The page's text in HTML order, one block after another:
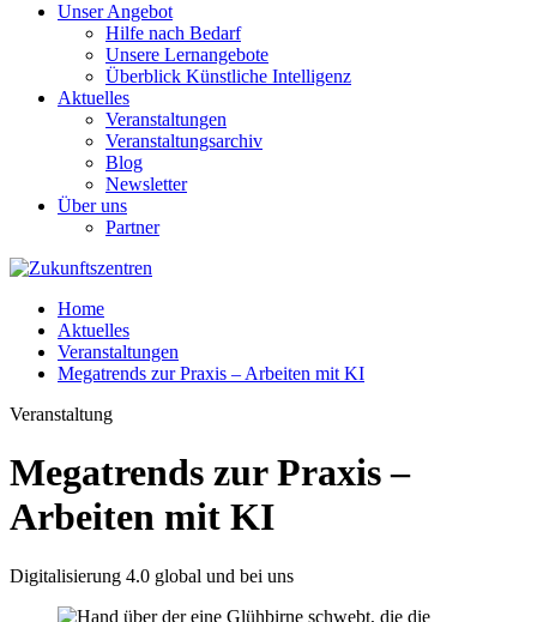
Unser Angebot
Hilfe nach Bedarf
Unsere Lernangebote
Überblick Künstliche Intelligenz
Aktuelles
Veranstaltungen
Veranstaltungsarchiv
Blog
Newsletter
Über uns
Partner
Home
Aktuelles
Veranstaltungen
Megatrends zur Praxis – Arbeiten mit KI
Veranstaltung
Megatrends zur Praxis –
Arbeiten mit KI
Digitalisierung 4.0 global und bei uns